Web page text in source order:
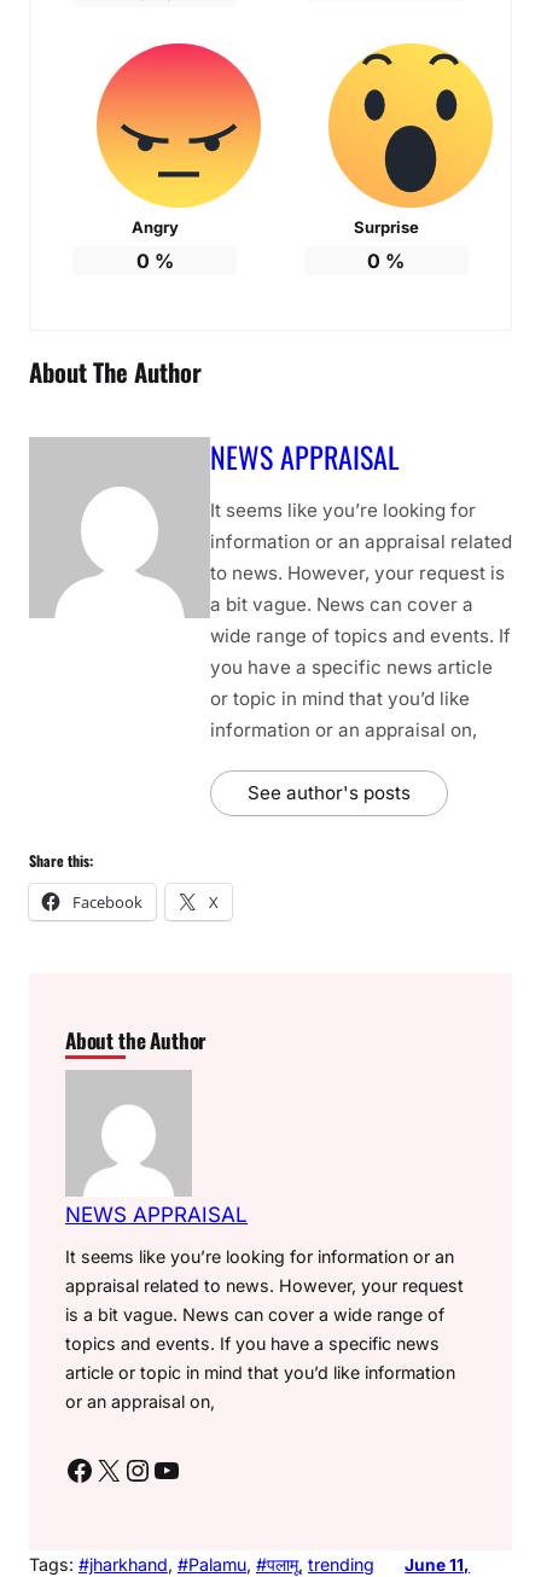
Angry
0 %
Surprise
0 %
About The Author
NEWS APPRAISAL
It seems like you’re looking for
information or an appraisal related
to news. However, your request is
a bit vague. News can cover a
wide range of topics and events. If
you have a specific news article
or topic in mind that you’d like
information or an appraisal on,
See author's posts
Share this:
Facebook X
About the Author
NEWS APPRAISAL
It seems like you’re looking for information or an
appraisal related to news. However, your request
is a bit vague. News can cover a wide range of
topics and events. If you have a specific news
article or topic in mind that you’d like information
or an appraisal on,
Facebook X Instagram YouTube
Tags: #jharkhand, #Palamu, #पलामू, trending
June 11,